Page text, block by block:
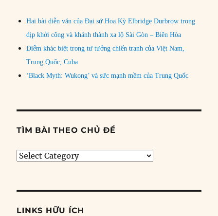
Hai bài diễn văn của Đại sứ Hoa Kỳ Elbridge Durbrow trong
dịp khởi công và khánh thành xa lộ Sài Gòn – Biên Hòa
Điểm khác biệt trong tư tưởng chiến tranh của Việt Nam,
Trung Quốc, Cuba
‘Black Myth: Wukong’ và sức mạnh mềm của Trung Quốc
TÌM BÀI THEO CHỦ ĐỀ
Tìm
đề
LINKS HỮU ÍCH